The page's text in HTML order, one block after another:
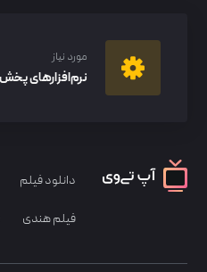
مورد نیاز
نرم‌افزار‌های
دانلود فیلم
فیلم هندی